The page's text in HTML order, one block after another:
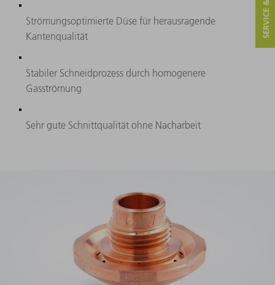
Strömungsoptimierte Düse für herausragende
Kantenqualität
Stabiler Schneidprozess durch homogenere
Gasströmung
Sehr gute Schnittqualität ohne Nacharbeit